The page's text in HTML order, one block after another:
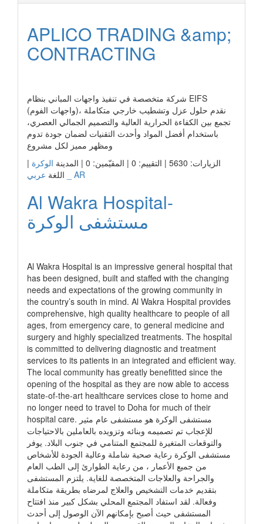
APLICO TRADING &amp;
CONTRACTING
شركة متخصصة في تنفيذ واجهات المباني بنظام EIFS
(واجهات الفوم)، نقدم حلول عزل وتشطيب خارجي متكاملة
تجمع بين الكفاءة الحرارية العالية والتصميم الجمالي العصري،
باستخدام أفضل المواد وأحدث التقنيات لضمان جودة تدوم
ومظهر مميز لكل مشروع
الزيارات: 5630 | التقييم: 0 | المقيّمين: 0 | المدينة
الوكرة |
اللغة عربي _ AR
Al Wakra Hospital-
مستشفى الوكرة
Al Wakra Hospital is an impressive general hospital that
has been designed, built and staffed with the changing
needs and expectations of the growing community in
the country’s south in mind. Al Wakra Hospital provides
comprehensive, high quality healthcare to people of all
ages, from emergency care, to general medicine and
surgery and highly specialized treatments. The hospital
is committed to delivering diagnostic and treatment
services to its patients in an integrated and efficient way.
The local community has greatly benefitted since the
opening of the hospital as they are now able to access
state-of-the-art healthcare services close to home and
no longer need to travel to Doha for much of their
hospital care. مستشفى الوكرة هو مستشفى عام مثير
للإعجاب تم تصميمه وبنائه وتزويده بالعاملين بالاحتياجات
والتوقعات المتغيرة للمجتمع المتنامي في جنوب البلاد. يوفر
مستشفى الوكرة رعاية صحية شاملة وعالية الجودة للأشخاص
من جميع الأعمار ، من رعاية الطوارئ إلى الطب العام
والجراحة والعلاجات المتخصصة للغاية. يلتزم المستشفى
بتقديم خدمات التشخيص والعلاج لمرضاه بطريقة متكاملة
وفعالة. لقد استفاد المجتمع المحلي بشكل كبير منذ افتتاح
المستشفى حيث أصبح بإمكانهم الآن الوصول إلى أحدث